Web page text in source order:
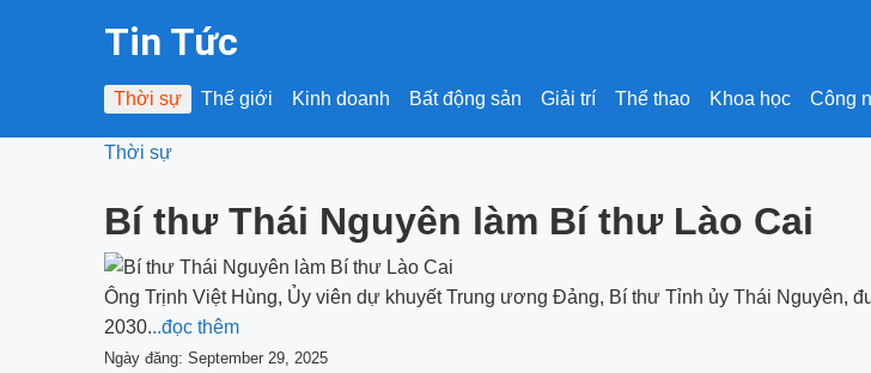
Tin Tức
Thời sự Thế giới Kinh doanh Bất động sản Giải trí Thể thao Khoa học Công
Thời sự
Bí thư Thái Nguyên làm Bí thư Lào Cai
Ông Trịnh Việt Hùng, Ủy viên dự khuyết Trung ương Đảng, Bí thư Tỉnh ủy Thái Nguyên,
2030...đọc thêm
Ngày đăng: September 29, 2025